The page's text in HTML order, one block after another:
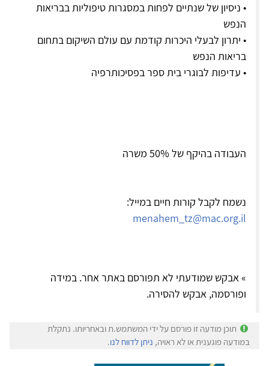
• ניסיון של שנתיים לפחות במסגרות טיפוליות בבריאות
הנפש
• יתרון לבעלי היכרות קודמת עם עולם השיקום בתחום
בריאות הנפש
• עדיפות לבוגרי בית ספר בפסיכותרפיה
העבודה בהיקף של 50% משרה
נשמח לקבל קורות חיים במייל:
menahem_tz@mac.org.il
» אבקש שמודעתי לא תפורסם באתר אחר. במידה
ופורסמה, אבקש להסירה.
תוכן מודעה זו פורסם על ידי המשתמש.ת ובאחריותו. נתקלת
במודעה פוגענית או לא ראויה, ניתן לדווח לנו.